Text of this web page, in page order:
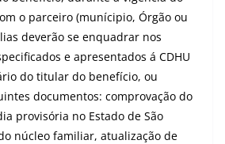
o parceiro (munícipio, Órgão ou
deverão se enquadrar nos
e apresentados á CDHU
do titular do benefício, ou
documentos: comprovação do
provisória no Estado de São
núcleo familiar, atualização de